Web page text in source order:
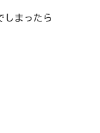
しまったら